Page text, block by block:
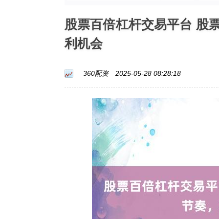
股票百倍杠杆交易平台 股
利机会
360配资 2025-05-28 08:28:18